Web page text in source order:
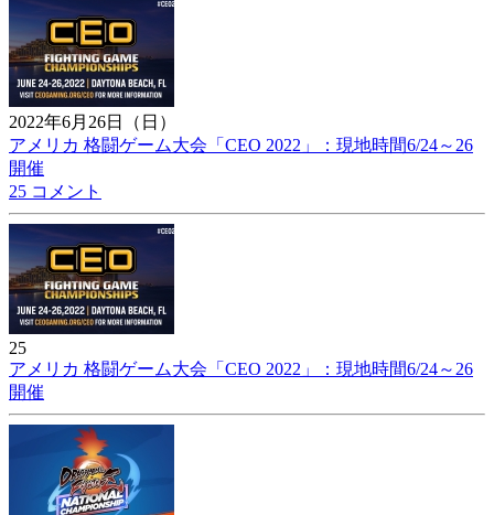
2022年6月26日（日）
アメリカ 格闘ゲーム大会「CEO 2022」：現地時間6/24～26
開催
25 コメント
25
アメリカ 格闘ゲーム大会「CEO 2022」：現地時間6/24～26
開催